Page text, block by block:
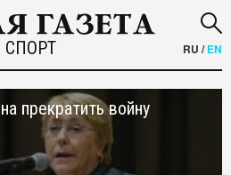
СПОРТ RU /EN
прекратить войну